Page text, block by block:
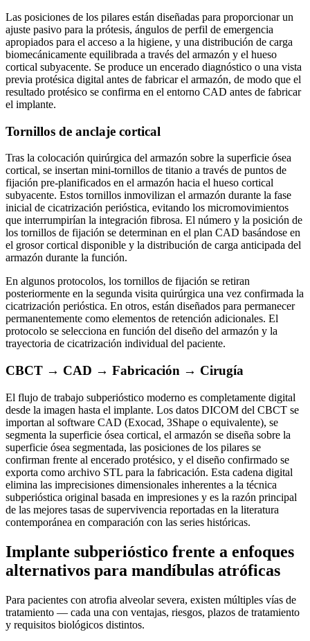
Las posiciones de los pilares están diseñadas para proporcionar un
ajuste pasivo para la prótesis, ángulos de perfil de emergencia
apropiados para el acceso a la higiene, y una distribución de carga
biomecánicamente equilibrada a través del armazón y el hueso
cortical subyacente. Se produce un encerado diagnóstico o una vista
previa protésica digital antes de fabricar el armazón, de modo que el
resultado protésico se confirma en el entorno CAD antes de fabricar
el implante.
Tornillos de anclaje cortical
Tras la colocación quirúrgica del armazón sobre la superficie ósea
cortical, se insertan mini-tornillos de titanio a través de puntos de
fijación pre-planificados en el armazón hacia el hueso cortical
subyacente. Estos tornillos inmovilizan el armazón durante la fase
inicial de cicatrización perióstica, evitando los micromovimientos
que interrumpirían la integración fibrosa. El número y la posición de
los tornillos de fijación se determinan en el plan CAD basándose en
el grosor cortical disponible y la distribución de carga anticipada del
armazón durante la función.
En algunos protocolos, los tornillos de fijación se retiran
posteriormente en la segunda visita quirúrgica una vez confirmada la
cicatrización perióstica. En otros, están diseñados para permanecer
permanentemente como elementos de retención adicionales. El
protocolo se selecciona en función del diseño del armazón y la
trayectoria de cicatrización individual del paciente.
CBCT → CAD → Fabricación → Cirugía
El flujo de trabajo subperióstico moderno es completamente digital
desde la imagen hasta el implante. Los datos DICOM del CBCT se
importan al software CAD (Exocad, 3Shape o equivalente), se
segmenta la superficie ósea cortical, el armazón se diseña sobre la
superficie ósea segmentada, las posiciones de los pilares se
confirman frente al encerado protésico, y el diseño confirmado se
exporta como archivo STL para la fabricación. Esta cadena digital
elimina las imprecisiones dimensionales inherentes a la técnica
subperióstica original basada en impresiones y es la razón principal
de las mejores tasas de supervivencia reportadas en la literatura
contemporánea en comparación con las series históricas.
Implante subperióstico frente a enfoques
alternativos para mandíbulas atróficas
Para pacientes con atrofia alveolar severa, existen múltiples vías de
tratamiento — cada una con ventajas, riesgos, plazos de tratamiento
y requisitos biológicos distintos.